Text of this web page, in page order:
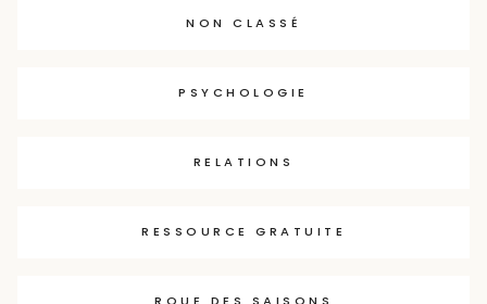
NON CLASSÉ
PSYCHOLOGIE
RELATIONS
RESSOURCE GRATUITE